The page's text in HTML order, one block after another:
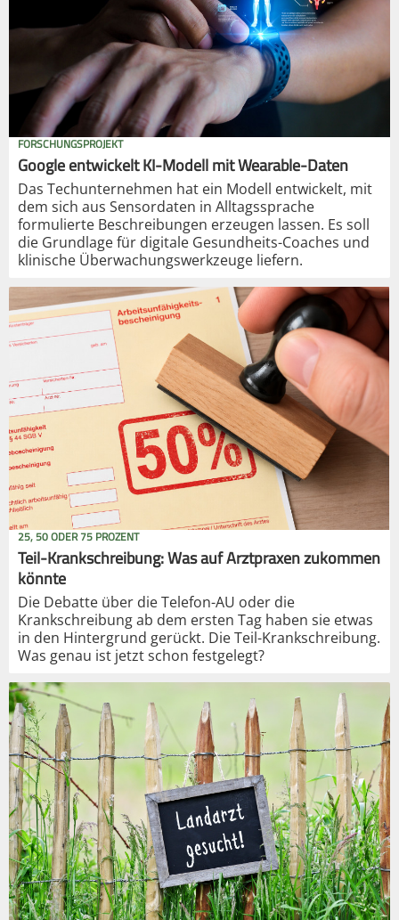
FORSCHUNGSPROJEKT
Google entwickelt KI-Modell mit Wearable-Daten
Das Techunternehmen hat ein Modell entwickelt, mit
dem sich aus Sensordaten in Alltagssprache
formulierte Beschreibungen erzeugen lassen. Es soll
die Grundlage für digitale Gesundheits-Coaches und
klinische Überwachungswerkzeuge liefern.
25, 50 ODER 75 PROZENT
Teil-Krankschreibung: Was auf Arztpraxen zukommen
könnte
Die Debatte über die Telefon-AU oder die
Krankschreibung ab dem ersten Tag haben sie etwas
in den Hintergrund gerückt. Die Teil-Krankschreibung.
Was genau ist jetzt schon festgelegt?